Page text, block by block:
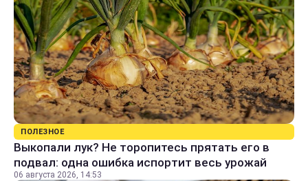
ПОЛЕЗНОЕ
Выкопали лук? Не торопитесь прятать его в
подвал: одна ошибка испортит весь урожай
06 августа 2026, 14:53